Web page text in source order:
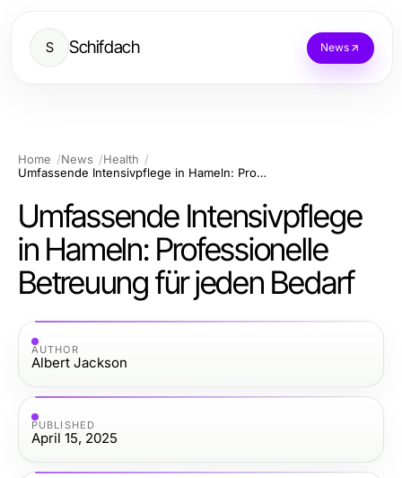
S Schifdach News
Home News
Health
Umfassende Intensivpflege in Hameln: Professionelle Betreuung für jeden Bedarf
Umfassende Intensivpflege
in Hameln: Professionelle
Betreuung für jeden Bedarf
AUTHOR
Albert Jackson
PUBLISHED
April 15, 2025